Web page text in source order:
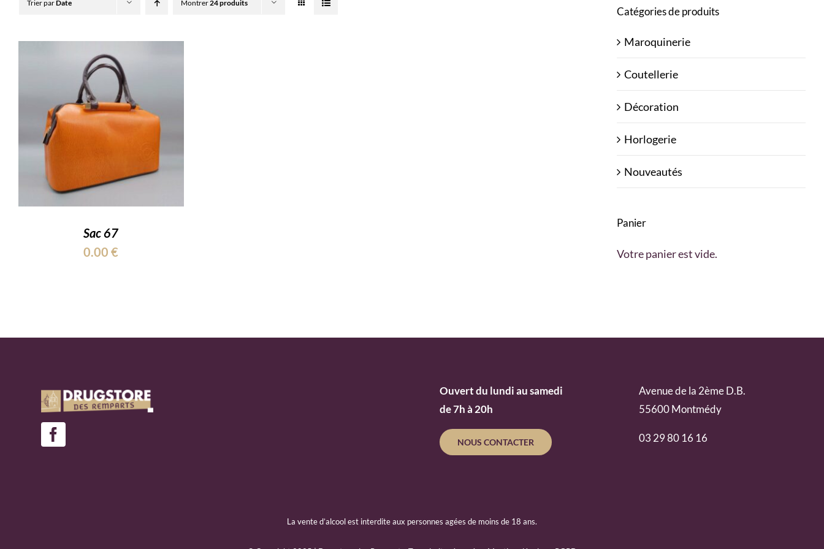
Trier parDate Montrer24 produits
Sac 67
0.00€
Catégories de produits
Maroquinerie
Coutellerie
Décoration
Horlogerie
Nouveautés
Panier
Votre panier est vide.
Ouvert du lundi au samedi
de 7h à 20h
NOUS CONTACTER
Avenue de la 2ème D.B.
55600 Montmédy
03 29 80 16 16
La vente d’alcool est interdite aux personnes agées de moins de 18 ans.